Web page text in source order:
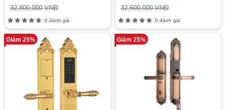
32,800,000 VNĐ
0 đánh giá
32,600,000 VNĐ
0 đánh giá
Giảm 25% Giảm 25%